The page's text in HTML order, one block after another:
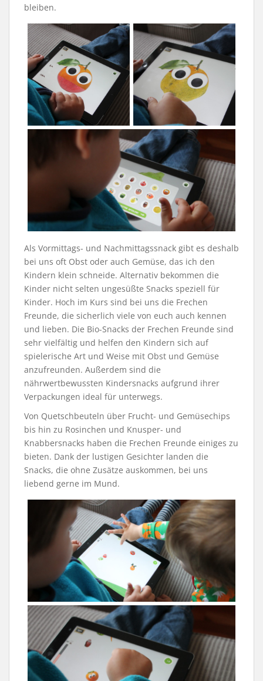
bleiben.
Als Vormittags- und Nachmittagssnack gibt es deshalb
bei uns oft Obst oder auch Gemüse, das ich den
Kindern klein schneide. Alternativ bekommen die
Kinder nicht selten ungesüßte Snacks speziell für
Kinder. Hoch im Kurs sind bei uns die Frechen
Freunde, die sicherlich viele von euch auch kennen
und lieben. Die Bio-Snacks der Frechen Freunde sind
sehr vielfältig und helfen den Kindern sich auf
spielerische Art und Weise mit Obst und Gemüse
anzufreunden. Außerdem sind die
nährwertbewussten Kindersnacks aufgrund ihrer
Verpackungen ideal für unterwegs.
Von Quetschbeuteln über Frucht- und Gemüsechips
bis hin zu Rosinchen und Knusper- und
Knabbersnacks haben die Frechen Freunde einiges zu
bieten. Dank der lustigen Gesichter landen die
Snacks, die ohne Zusätze auskommen, bei uns
liebend gerne im Mund.